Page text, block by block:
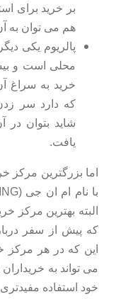
بر خرید برای
هم می توان به
پالریوم یکی
محلی است و
خرید به سراغ
که دارد سر
شاید بتوان
یافت.
اما بزرگترین مرکز
البته بهترین
که پیش از سفر
این که در هر مرکز
می تواند به
خود استفاده